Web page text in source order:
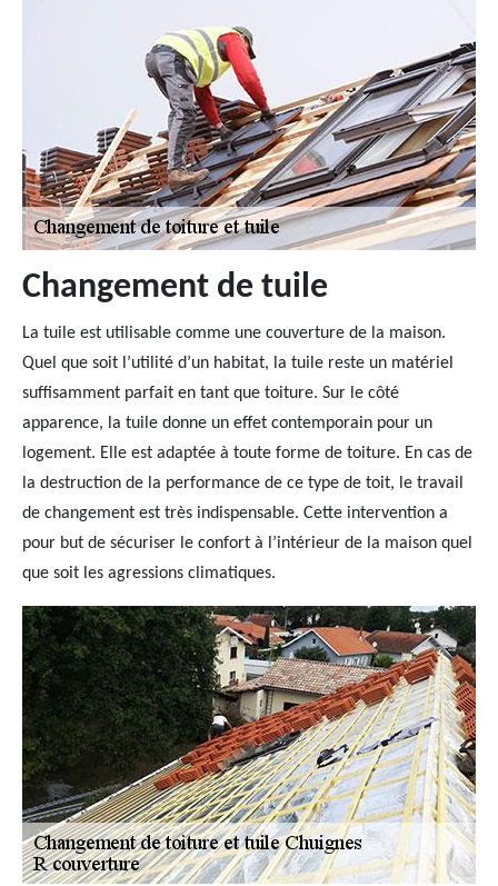
Changement de tuile
La tuile est utilisable comme une couverture de la maison.
Quel que soit l’utilité d’un habitat, la tuile reste un matériel
suffisamment parfait en tant que toiture. Sur le côté
apparence, la tuile donne un effet contemporain pour un
logement. Elle est adaptée à toute forme de toiture. En cas de
la destruction de la performance de ce type de toit, le travail
de changement est très indispensable. Cette intervention a
pour but de sécuriser le confort à l’intérieur de la maison quel
que soit les agressions climatiques.